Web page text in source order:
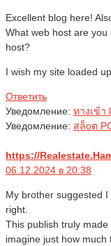
Excellent blog here!
What web host are
host?
I wish my site loaded
Ответить
Уведомление: ทางเข้า
Уведомление: สล็oต
https://
06.12.2024 в 20:38
My brother suggested
right.
This publish truly
imagine just how